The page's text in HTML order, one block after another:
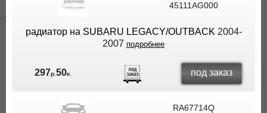
45111AG000
радиатор на SUBARU LEGACY/OUTBACK 2004-
2007 подробнее
297р. 50к. под заказ
RA67714Q